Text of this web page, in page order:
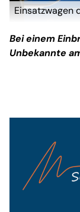
Einsatzwagen
Bei einem
Unbekannte